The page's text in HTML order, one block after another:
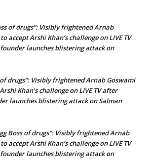
of drugs”: Visibly frightened Arnab
accept Arshi Khan’s challenge on LIVE TV
launches blistering attack on
of drugs”: Visibly frightened Arnab Goswami
Khan’s challenge on LIVE TV after
launches blistering attack on Salman
Boss of drugs”: Visibly frightened Arnab
accept Arshi Khan’s challenge on LIVE TV
launches blistering attack on